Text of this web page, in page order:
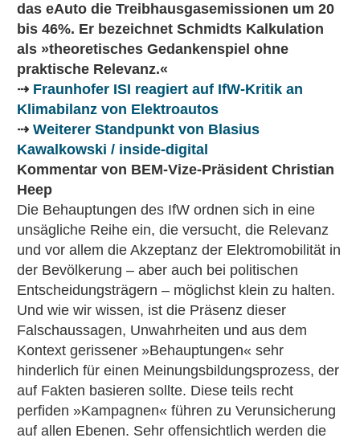
das eAuto die Treibhausgasemissionen um 20
bis 46%. Er bezeichnet Schmidts Kalkulation
als »theoretisches Gedankenspiel ohne
praktische Relevanz.«
⇢ Fraunhofer ISI reagiert auf IfW-Kritik an
Klimabilanz von Elektroautos
⇢ Weiterer Standpunkt von Blasius
Kawalkowski / inside-digital
Kommentar von BEM-Vize-Präsident Christian
Heep
Die Behauptungen des IfW ordnen sich in eine
unsägliche Reihe ein, die versucht, die Relevanz
und vor allem die Akzeptanz der Elektromobilität in
der Bevölkerung – aber auch bei politischen
Entscheidungsträgern – möglichst klein zu halten.
Und wie wir wissen, ist die Präsenz dieser
Falschaussagen, Unwahrheiten und aus dem
Kontext gerissener »Behauptungen« sehr
hinderlich für einen Meinungsbildungsprozess, der
auf Fakten basieren sollte. Diese teils recht
perfiden »Kampagnen« führen zu Verunsicherung
auf allen Ebenen. Sehr offensichtlich werden die